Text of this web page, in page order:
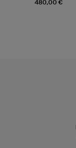
480,00 €